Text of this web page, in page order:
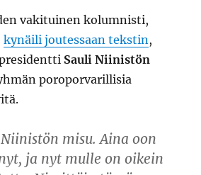
vakituinen kolumnisti,
kynäili joutessaan tekstin ,
Sauli Niinistön
poroporvarillisia
misu. Aina oon
ja nyt mulle on oikein